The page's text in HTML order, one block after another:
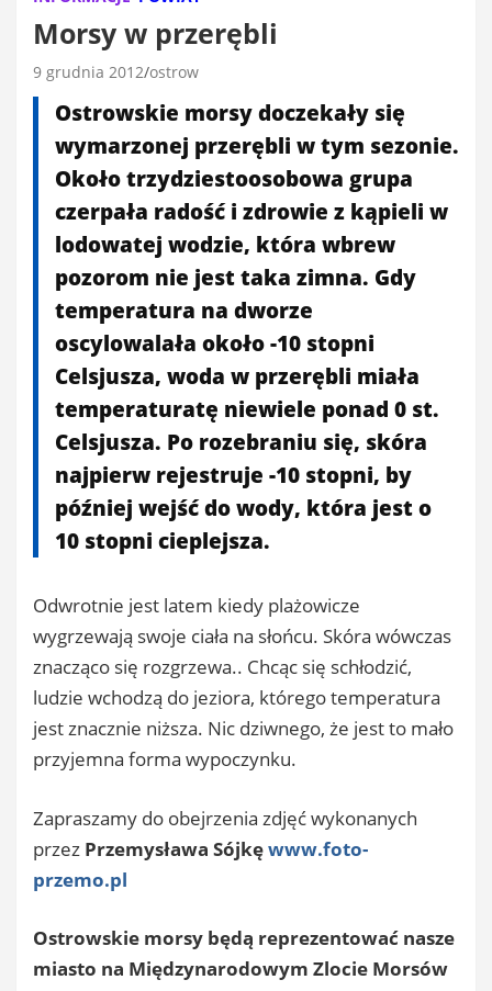
Morsy w przerębli
9 grudnia 2012 ostrow
Ostrowskie morsy doczekały się
wymarzonej przerębli w tym sezonie.
Około trzydziestoosobowa grupa
czerpała radość i zdrowie z kąpieli w
lodowatej wodzie, która wbrew
pozorom nie jest taka zimna. Gdy
temperatura na dworze
oscylowalała około -10 stopni
Celsjusza, woda w przerębli miała
temperaturatę niewiele ponad 0 st.
Celsjusza. Po rozebraniu się, skóra
najpierw rejestruje -10 stopni, by
później wejść do wody, która jest o
10 stopni cieplejsza.
Odwrotnie jest latem kiedy plażowicze
wygrzewają swoje ciała na słońcu. Skóra wówczas
znacząco się rozgrzewa.. Chcąc się schłodzić,
ludzie wchodzą do jeziora, którego temperatura
jest znacznie niższa. Nic dziwnego, że jest to mało
przyjemna forma wypoczynku.
Zapraszamy do obejrzenia zdjęć wykonanych
przez Przemysława Sójkęwww.foto-
przemo.pl
Ostrowskie morsy będą reprezentować nasze
miasto na Międzynarodowym Zlocie Morsów